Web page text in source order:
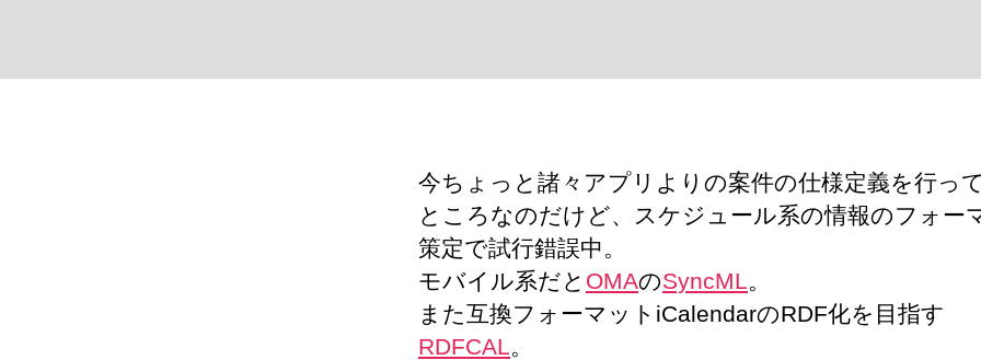
今ちょっと諸々アプリよりの案件の仕様定義を行っ
ところなのだけど、スケジュール系の情報のフォー
策定で試行錯誤中。
モバイル系だと OMAのSyncML 。
また互換フォーマットiCalendarのRDF化を目指す
RDFCAL 。